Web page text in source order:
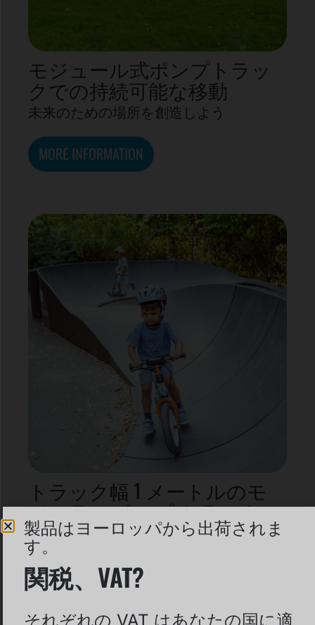
モジュール式ポンプトラッ
クでの持続可能な移動
未来のための場所を創造しよう
MORE INFORMATION
トラック幅 1 メートルのモ
ジュラー ポンプ トラック –
これで十分ですか?
クラシックエディションとプレミアムエ
ディションの簡単なチェック
MORE INFORMATION
製品はヨーロッパから出荷されま
す。
関税、VAT?
それぞれの VAT はあなたの国に適